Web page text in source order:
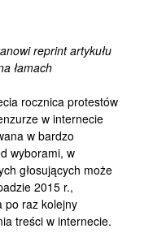
reprint artykułu
łamach
rocznica protestów
w internecie
w bardzo
wyborami, w
głosujących może
2015 r.,
po raz kolejny
treści w internecie.